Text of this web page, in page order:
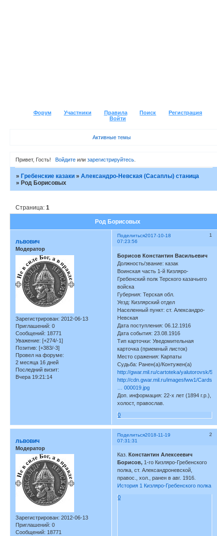
Форум Участники Правила Поиск
Регистрация
Войти
Активные темы
Привет, Гость! Войдитеили зарегистрируйтесь.
»Гребенские казаки »Александро-Невская (Сасаплы) станица
»Род Борисовых
Род Борисовых
Страница:1
Поделиться 1
2017-10-18
07:23:56
львович
Модератор
Зарегистрирован: 2012-06-13
Приглашений: 0
Сообщений: 18771
Уважение: [+274/-1]
Позитив: [+383/-3]
Провел на форуме:
2 месяца 16 дней
Последний визит:
Вчера 19:21:14
Борисов Константин Васильевич
Должность/звание: казак
Воинская часть 1-й Кизляро-
Гребенский полк Терского казачьего
войска
Губерния: Терская обл.
Уезд: Кизлярский отдел
Населенный пункт: ст. Александро-
Невская
Дата поступления: 06.12.1916
Дата события: 23.08.1916
Тип карточки: Уведомительная
карточка (приемный листок)
Место сражения: Карпаты
Судьба: Ранен(а)/Контужен(а)
http://gwar.mil.ru/cartoteka/yalutorovsk/
http://cdn.gwar.mil.ru/imagesfww1/Cards
… 000019.jpg
Доп. информация: 22-х лет (1894 г.р.),
холост, православ.
0
Поделиться 2
2018-11-19
07:31:31
львович
Модератор
Зарегистрирован: 2012-06-13
Приглашений: 0
Сообщений: 18771
Каз.
Константин Алексеевич
Борисов, 1-го Кизляро-Гребенского
полка, ст. Александроневской,
правос., хол., ранен в авг. 1916.
История 1 Кизляро-Гребенского полка
0